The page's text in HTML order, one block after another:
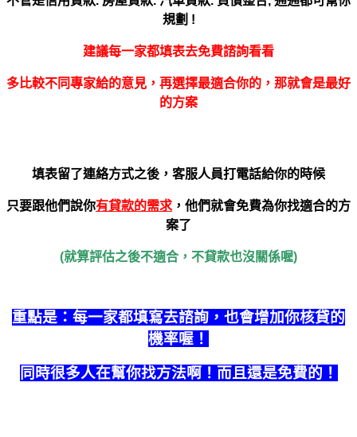
規劃 !
建議每一家都填表去免費諮詢看看
多比較不同專家給的意見，再選擇最適合你的，那就會是最好
的方案
填表留了連絡方式之後，客服人員打電話給你的時候
只要跟他們說你有貸款的需求 ，他們就會免費為你找適合的方
案了
(就算評估之後不適合，不貸款也沒關係喔)
重點是：每一家都填寫去諮詢，也會增加你核貸的
機率喔！
同時很多人在幫你找方法啊！而且還是免費的！